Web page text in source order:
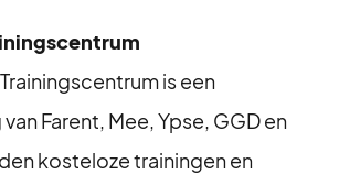
is een
Farent, Mee, Ypse, GGD en
kosteloze trainingen en